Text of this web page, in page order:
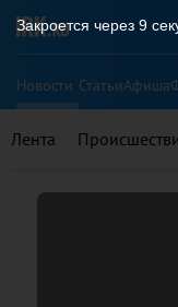
Новости СтатьиАфиша
Лента
Закроется через 8